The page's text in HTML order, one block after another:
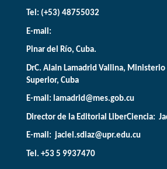
Tel: (+53) 48755032
E-mail:
Pinar del Río, Cuba.
DrC. Alain Lamadrid Vallina, Ministerio
Superior, Cuba
E-mail: lamadrid@mes.gob.cu
Director de la Editorial LiberCiencia:
E-mail: jaciel.sdiaz@upr.edu.cu
Tel. +53 5 9937470